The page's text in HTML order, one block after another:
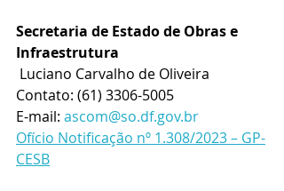
Secretaria de Estado de Obras e
Infraestrutura
Luciano Carvalho de Oliveira
Contato: (61) 3306-5005
E-mail: ascom@so.df.gov.br
Ofício Notificação nº 1.308/2023 – GP-
CESB